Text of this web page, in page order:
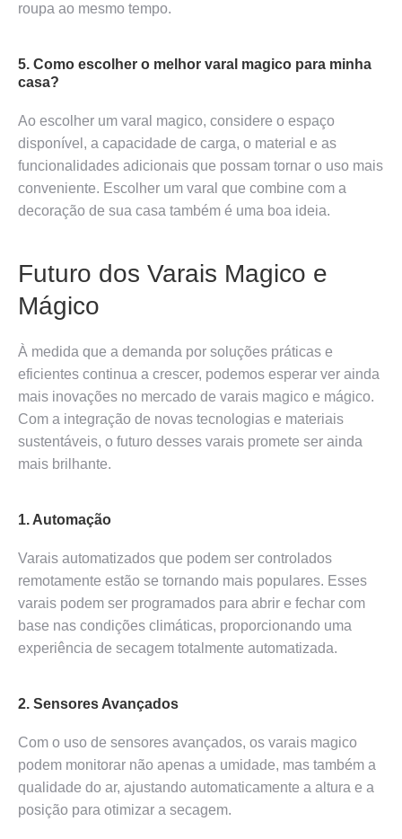
roupa ao mesmo tempo.
5. Como escolher o melhor varal magico para minha
casa?
Ao escolher um varal magico, considere o espaço
disponível, a capacidade de carga, o material e as
funcionalidades adicionais que possam tornar o uso mais
conveniente. Escolher um varal que combine com a
decoração de sua casa também é uma boa ideia.
Futuro dos Varais Magico e
Mágico
À medida que a demanda por soluções práticas e
eficientes continua a crescer, podemos esperar ver ainda
mais inovações no mercado de varais magico e mágico.
Com a integração de novas tecnologias e materiais
sustentáveis, o futuro desses varais promete ser ainda
mais brilhante.
1. Automação
Varais automatizados que podem ser controlados
remotamente estão se tornando mais populares. Esses
varais podem ser programados para abrir e fechar com
base nas condições climáticas, proporcionando uma
experiência de secagem totalmente automatizada.
2. Sensores Avançados
Com o uso de sensores avançados, os varais magico
podem monitorar não apenas a umidade, mas também a
qualidade do ar, ajustando automaticamente a altura e a
posição para otimizar a secagem.